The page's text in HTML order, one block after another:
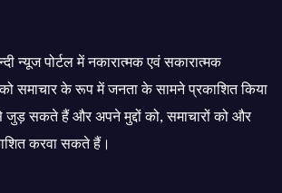
न्यूज पोर्टल में नकारात्मक एवं सकारात्मक
को समाचार के रूप में जनता के सामने प्रकाशित किया
सकते हैं और अपने मुद्दों को, समाचारों को और
करवा सकते हैं।